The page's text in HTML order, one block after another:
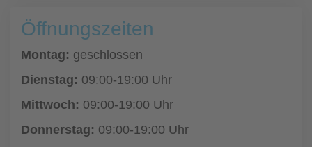
Öffnungszeiten
Montag: geschlossen
Dienstag: 09:00-19:00 Uhr
Mittwoch: 09:00-19:00 Uhr
Donnerstag: 09:00-19:00 Uhr